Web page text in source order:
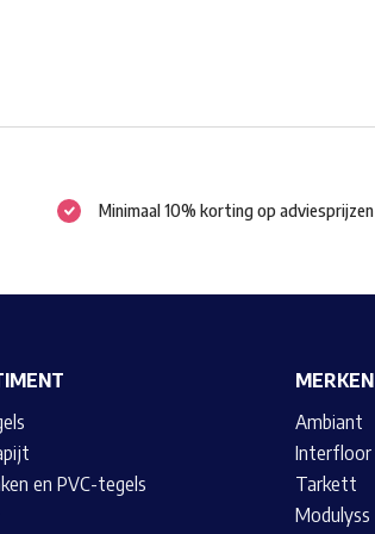
Minimaal 10% korting op adviesprijzen
en PVC-tegels
MERKEN
Ambiant
Interfloor
Tarkett
Modulyss